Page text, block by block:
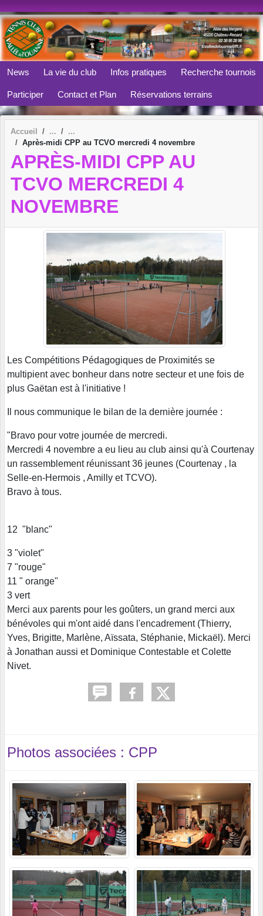
News La vie du club Infos pratiques Recherche tournois
Participer Contact et Plan Réservations terrains
Accueil
Après-midi CPP au TCVO mercredi 4 novembre
APRÈS-MIDI CPP AU
TCVO MERCREDI 4
NOVEMBRE
Les Compétitions Pédagogiques de Proximités se
multipient avec bonheur dans notre secteur et une fois de
plus Gaëtan est à l'initiative !
Il nous communique le bilan de la dernière journée :
"Bravo pour votre journée de mercredi.
Mercredi 4 novembre a eu lieu au club ainsi qu'à Courtenay
un rassemblement réunissant 36 jeunes (Courtenay , la
Selle-en-Hermois , Amilly et TCVO).
Bravo à tous.
12 "blanc"
3 "violet"
7 "rouge"
11 " orange"
3 vert
Merci aux parents pour les goûters, un grand merci aux
bénévoles qui m'ont aidé dans l'encadrement (Thierry,
Yves, Brigitte, Marlène, Aïssata, Stéphanie, Mickaël). Merci
à Jonathan aussi et Dominique Contestable et Colette
Nivet.
Photos associées : CPP